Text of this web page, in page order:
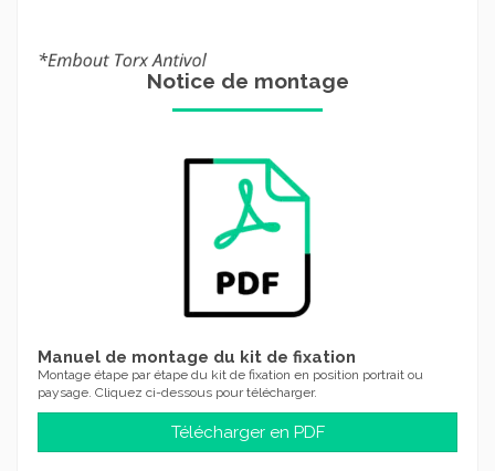
Notice de montage
Manuel de montage du kit de fixation
Montage étape par étape du kit de fixation en position portrait ou
paysage. Cliquez ci-dessous pour télécharger.
Télécharger en PDF